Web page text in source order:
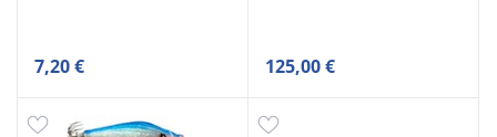
7,20 € 125,00 €